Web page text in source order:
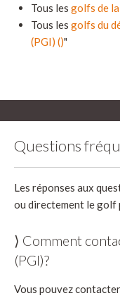
Tous les golfs de
Tous les golfs du
(PGI) ()"
Questions
Les réponses aux
ou directement le golf
⟩ Comment
(PGI)?
Vous pouvez